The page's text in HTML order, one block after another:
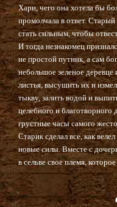
Хари, чего она хотела бы
промолчала в ответ.
стать сильным, чтобы
И тогда незнакомец
не простой путник, а сам
небольшое зеленое деревце
листья, высушить их и
тыкву, залить водой и
целебного и
грустные часы самого
Старик сделал все, как
новые силы. Вместе с
в сельве свое племя,